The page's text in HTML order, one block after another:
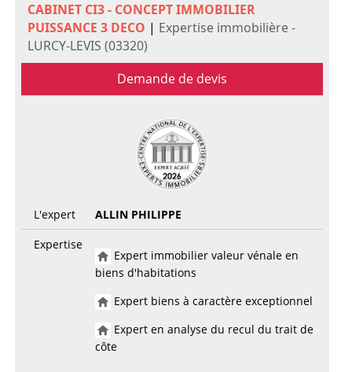
CABINET CI3 - CONCEPT IMMOBILIER
PUISSANCE 3 DECO | Expertise immobilière -
LURCY-LEVIS (03320)
Demande de devis
L'expert
ALLIN PHILIPPE
Expertise
Expert immobilier valeur vénale en
biens d'habitations
Expert biens à caractère exceptionnel
Expert en analyse du recul du trait de
côte